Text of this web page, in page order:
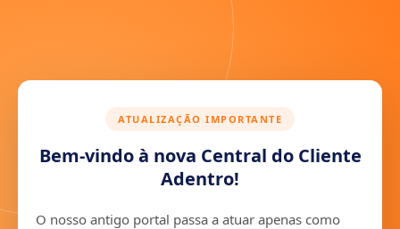
ATUALIZAÇÃO IMPORTANTE
Bem-vindo à nova Central do Cliente
Adentro!
O nosso antigo portal passa a atuar apenas como